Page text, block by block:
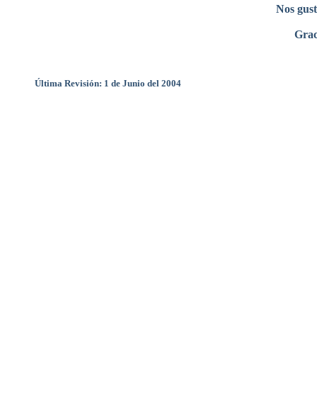
Nos
Última Revisión: 1 de Junio del 2004